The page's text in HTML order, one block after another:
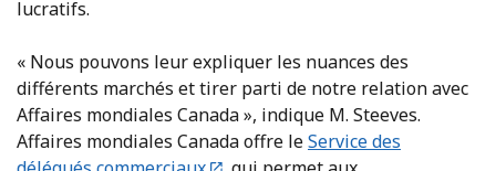
lucratifs.
« Nous pouvons leur expliquer les nuances des
différents marchés et tirer parti de notre relation avec
Affaires mondiales Canada », indique M. Steeves.
Affaires mondiales Canada offre leService des